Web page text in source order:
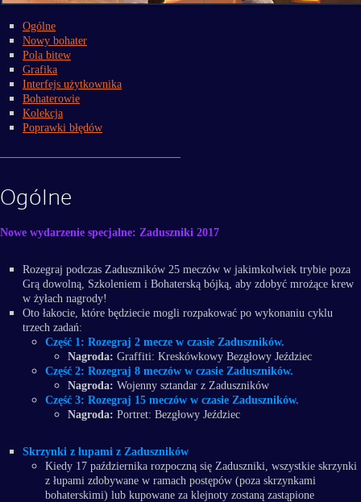
Ogólne
Nowy bohater
Pola bitew
Grafika
Interfejs użytkownika
Bohaterowie
Kolekcja
Poprawki błędów
Ogólne
Nowe wydarzenie specjalne: Zaduszniki 2017
Rozegraj podczas Zaduszników 25 meczów w jakimkolwiek trybie poza
Grą dowolną, Szkoleniem i Bohaterską bójką, aby zdobyć mrożące krew
w żyłach nagrody!
Oto łakocie, które będziecie mogli rozpakować po wykonaniu cyklu
trzech zadań:
Część 1: Rozegraj 2 mecze w czasie Zaduszników.
Nagroda: Graffiti: Kreskówkowy Bezgłowy Jeździec
Część 2: Rozegraj 8 meczów w czasie Zaduszników.
Nagroda: Wojenny sztandar z Zaduszników
Część 3: Rozegraj 15 meczów w czasie Zaduszników.
Nagroda: Portret: Bezgłowy Jeździec
Skrzynki z łupami z Zaduszników
Kiedy 17 października rozpoczną się Zaduszniki, wszystkie skrzynki
z łupami zdobywane w ramach postępów (poza skrzynkami
bohaterskimi) lub kupowane za klejnoty zostaną zastąpione